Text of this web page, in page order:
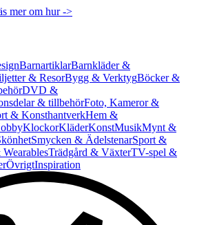
mer om hur ->
BarnartiklarBarnkläder &
& ResorBygg & VerktygBöcker &
DVD &
& tillbehörFoto, Kameror &
& KonsthantverkHem &
KlockorKläderKonstMusikMynt &
Smycken & ÄdelstenarSport &
Trädgård & VäxterTV-spel &
ÖvrigtInspiration